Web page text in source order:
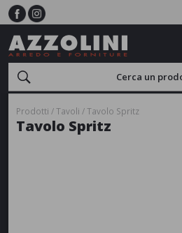
Prodotti Tavoli Tavolo Spritz
Tavolo Spritz